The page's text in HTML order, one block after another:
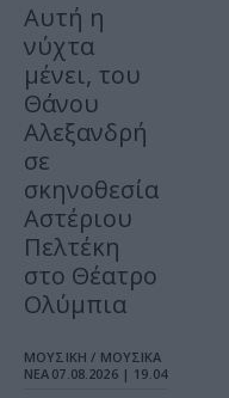
Αυτή η
νύχτα
μένει, του
Θάνου
Αλεξανδρή
σε
σκηνοθεσία
Αστέριου
Πελτέκη
στο Θέατρο
Ολύμπια
ΜΟΥΣΙΚΗ / ΜΟΥΣΙΚΑ
ΝΕΑ 07.08.2026 | 19.04